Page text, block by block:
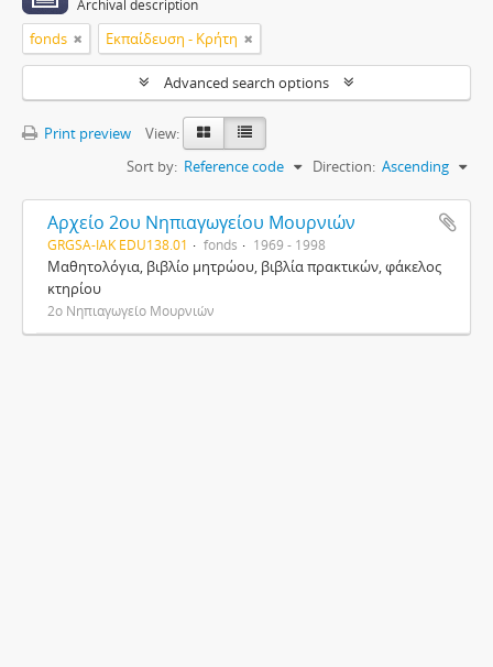
Archival description
fonds Εκπαίδευση - Κρήτη
Advanced search options
Print preview
View:
Sort by: Reference code Direction: Ascending
Αρχείο 2ου Νηπιαγωγείου Μουρνιών
GRGSA-IAK EDU138.01 fonds 1969 - 1998
Μαθητολόγια, βιβλίο μητρώου, βιβλία πρακτικών, φάκελος
κτηρίου
2ο Νηπιαγωγείο Μουρνιών